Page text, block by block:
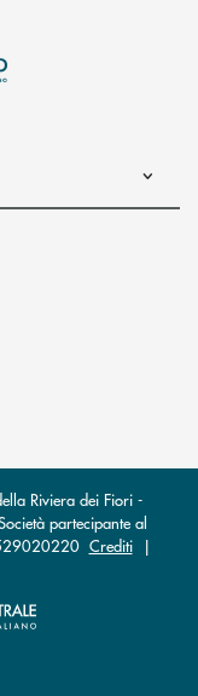
di posta elettronica)
posta elettronica)
Riviera dei Fiori -
partecipante al
Crediti|